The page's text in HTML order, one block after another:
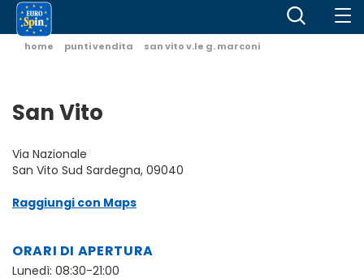
home punti vendita san vito v.le g. marconi
San Vito
Via Nazionale
San Vito Sud Sardegna, 09040
Raggiungi con Maps
ORARI DI APERTURA
Lunedì: 08:30-21:00